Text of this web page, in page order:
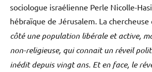
sociologue israélienne Perle Nicolle-
hébraïque de Jérusalem. La chercheuse
côté une population libérale et active,
non-religieuse, qui connait un réveil
inédit depuis vingt ans. Et en face, le